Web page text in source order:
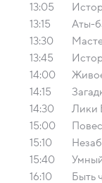
13:05
13:15
Аты-
13:30
13:45
14:00
14:15
14:30
Лики
15:00
15:10
15:40
16:10
Быть